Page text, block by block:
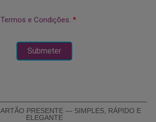
PRESENTE — SIMPLES, RÁPIDO E
ELEGANTE